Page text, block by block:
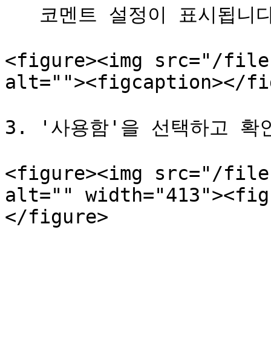
<figure><img src="/files/
alt=""><figcaption></
3. '사용함'을 선택하고 확
<figure><img src="/
alt=""